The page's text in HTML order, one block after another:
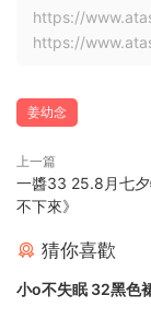
https://
https://
姜幼念
上一篇
一醬33 25.8月七
不下來》
猜你喜歡
小o不失眠 32黑色